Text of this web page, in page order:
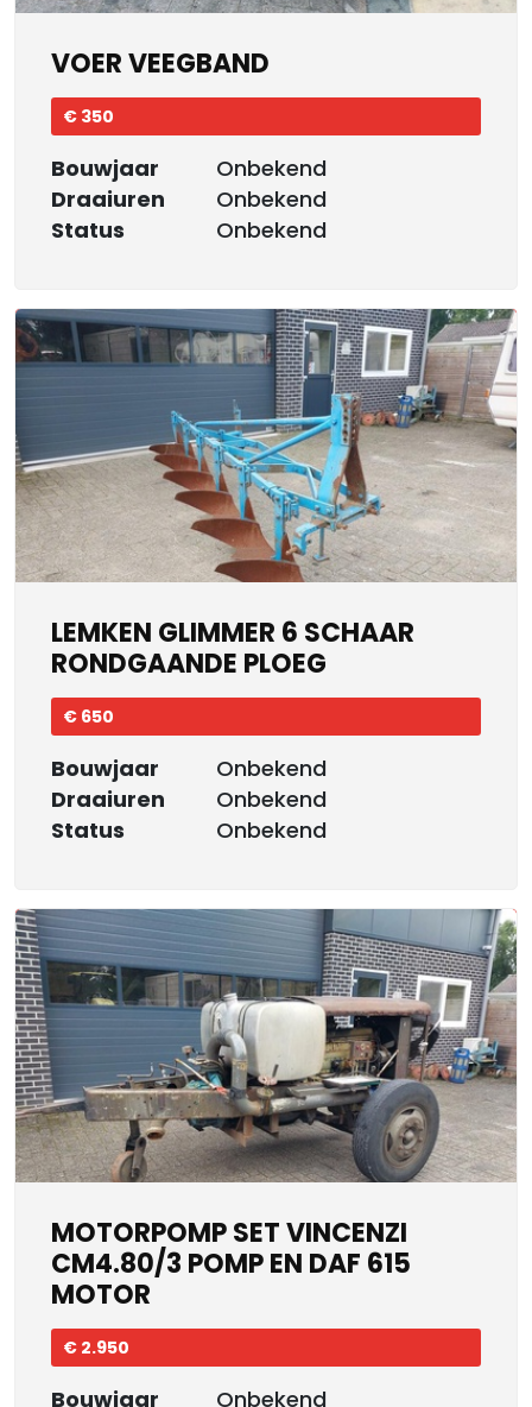
VOER VEEGBAND
€ 350
Bouwjaar
Onbekend
Draaiuren
Onbekend
Status
Onbekend
LEMKEN GLIMMER 6 SCHAAR
RONDGAANDE PLOEG
€ 650
Bouwjaar
Onbekend
Draaiuren
Onbekend
Status
Onbekend
MOTORPOMP SET VINCENZI
CM4.80/3 POMP EN DAF 615
MOTOR
€ 2.950
Bouwjaar Onbekend